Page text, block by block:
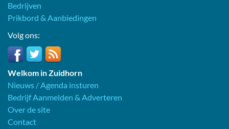
Bedrijven
Prikbord & Aanbiedingen
Volg ons:
Welkom in Zuidhorn
Nieuws / Agenda insturen
Bedrijf Aanmelden & Adverteren
Over de site
Contact